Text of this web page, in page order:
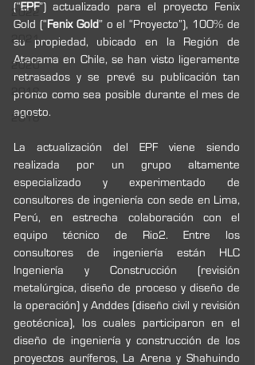
2022
2021
2020
2019
2018
(“EPF”) actualizado para el proyecto Fenix
Gold (“ Fenix Gold” o el “Proyecto”), 100% de
su propiedad, ubicado en la Región de
Atacama en Chile, se han visto ligeramente
retrasados y se prevé su publicación tan
pronto como sea posible durante el mes de
agosto.
La actualización del EPF viene siendo
realizada por un grupo altamente
especializado y experimentado de
consultores de ingeniería con sede en Lima,
Perú, en estrecha colaboración con el
equipo técnico de Rio2. Entre los
consultores de ingeniería están HLC
Ingeniería y Construcción (revisión
metalúrgica, diseño de proceso y diseño de
la operación) y Anddes (diseño civil y revisión
geotécnica), los cuales participaron en el
diseño de ingeniería y construcción de los
proyectos auríferos, La Arena y Shahuindo